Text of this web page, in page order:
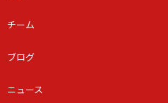
チーム
ブログ
ニュース